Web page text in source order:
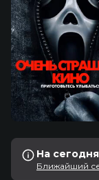
На
Ближайший